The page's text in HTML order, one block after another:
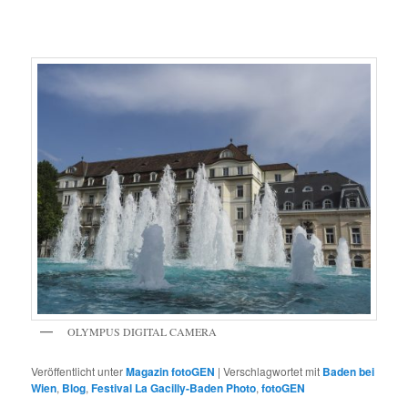
OLYMPUS DIGITAL CAMERA
Veröffentlicht unterMagazin fotoGEN |Verschlagwortet mit Baden bei
Wien, Blog,Festival La Gacilly-Baden Photo,fotoGEN